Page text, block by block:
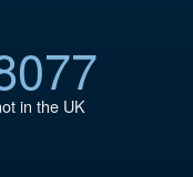
in the UK